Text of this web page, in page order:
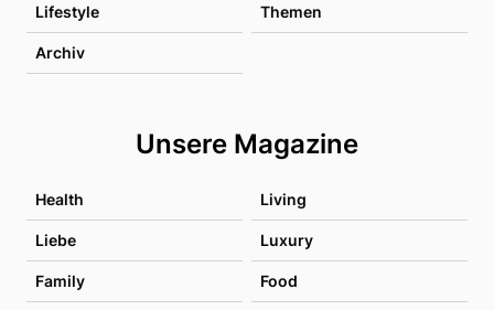
Lifestyle Themen
Archiv
Unsere Magazine
Health Living
Liebe Luxury
Family Food